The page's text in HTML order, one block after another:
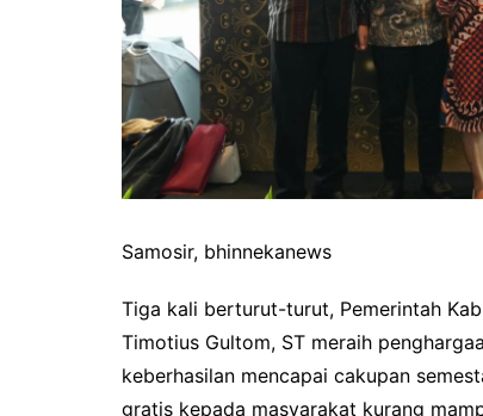
Samosir, bhinnekanews
Tiga kali berturut-turut, Pemerintah
Timotius Gultom, ST meraih
keberhasilan mencapai cakupan
gratis kepada masyarakat kurang